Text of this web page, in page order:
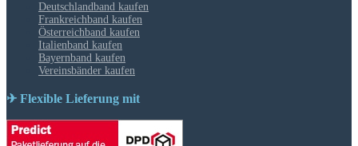
Deutschlandband kaufen
Frankreichband kaufen
Österreichband kaufen
Italienband kaufen
Bayernband kaufen
Vereinsbänder kaufen
✈ Flexible Lieferung mit